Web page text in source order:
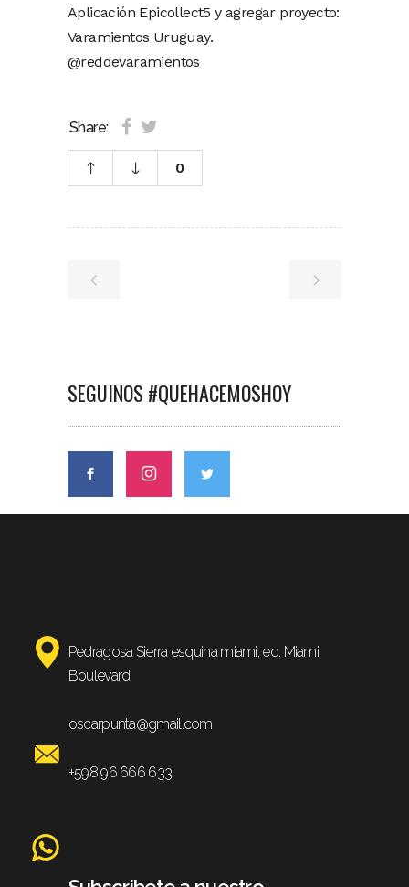
Aplicación Epicollect5 y agregar proyecto:
Varamientos Uruguay.
@reddevaramientos
Share:
0
SEGUINOS #QUEHACEMOSHOY
Pedragosa Sierra esquina miami, ed. Miami
Boulevard.
oscarpunta@gmail.com
+598 96 666 633